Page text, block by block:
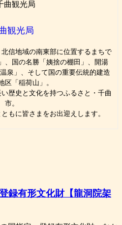
観光局
北信地域の南東部に位置するまちで
、国の名勝「姨捨の棚田」、開湯
泉」、そして国の重要伝統的建造
区「稲荷山」。
歴史と文化を持つふるさと・千曲
市。
もに皆さまをお出迎えします。
録有形文化財【龍洞院架